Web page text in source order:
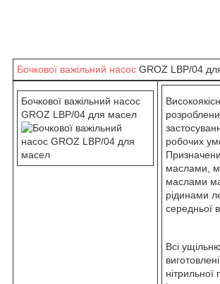
Бочкової важільний насос GROZ LBP/04
Бочкової важільний насос
GROZ LBP/04 для масел
робочих
маслами,
маслами
рідинами
середньої
Всі